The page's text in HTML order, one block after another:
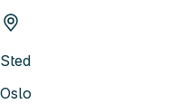
Sted
Oslo